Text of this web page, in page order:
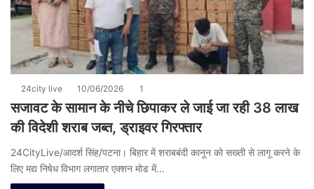
24city live 10/06/2026 1
सजावट के सामान के नीचे छिपाकर ले जाई जा रही 38 लाख
की विदेशी शराब जब्त, ड्राइवर गिरफ्तार
24CityLive/आदर्श सिंह/पटना। बिहार में शराबबंदी कानून को सख्ती से लागू करने के
लिए मद्य निषेध विभाग लगातार एक्शन मोड में…